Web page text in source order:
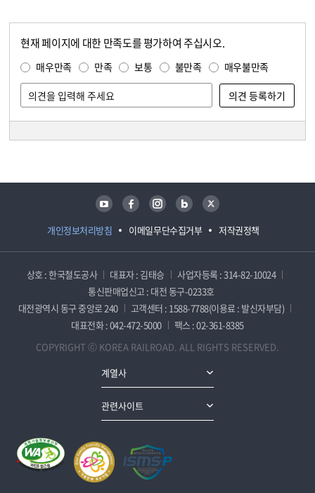
현재 페이지에 대한 만족도를 평가하여 주십시오.
매우만족 만족 보통 불만족 매우불만족
개인정보처리방침 이메일무단수집거부 저작권정책
유튜브 페이스북 인스타그램 블로그 트위터
상호 : 한국철도공사 대표자 : 김태승
사업자등록 : 314-82-10024
통신판매업신고 : 대전 동구-0233호
대전광역시 동구 중앙로 240
고객센터 : 1588-7788(이용료 : 발신자부담)
대표전화 : 042-472-5000
팩스 : 02-361-8385
COPYRIGHT ⓒ KOREA RAILROAD. ALL RIGHTS RESERVED.
계열사
관련사이트